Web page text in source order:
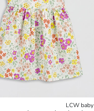
LCW baby